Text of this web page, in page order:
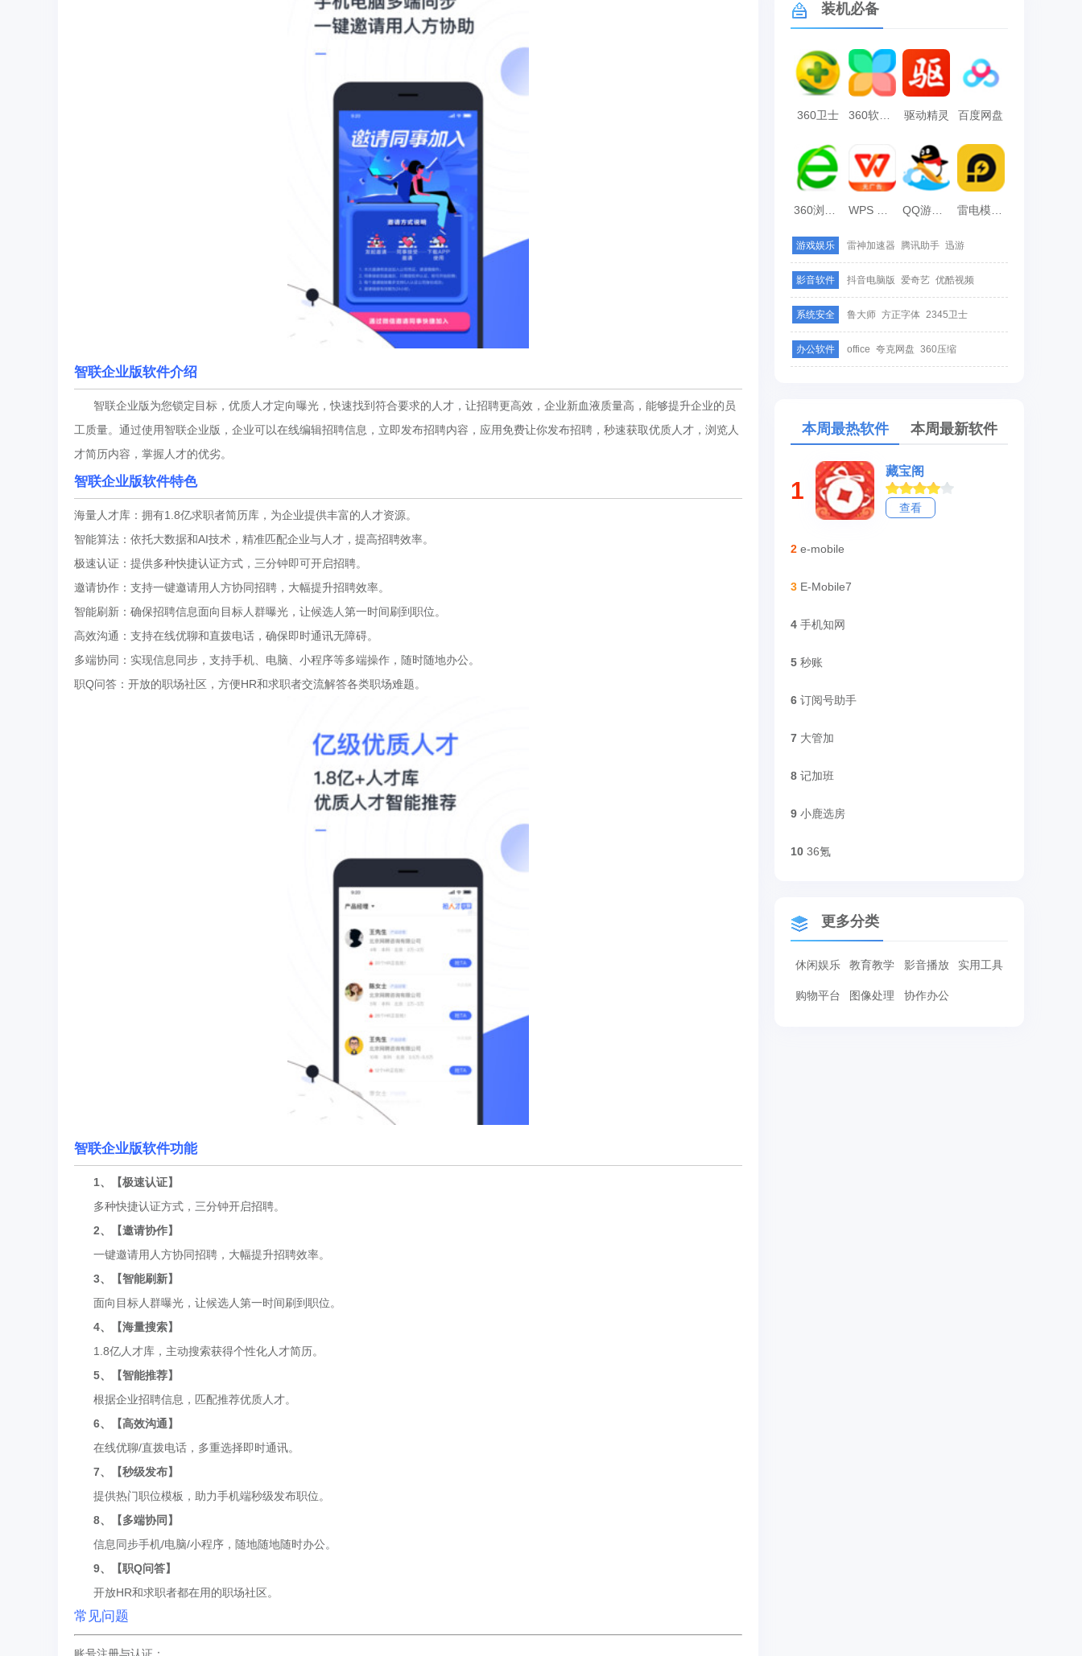
智联企业版软件介绍
智联企业版为您锁定目标，优质人才定向曝光，快速找到符合要求的人才，让招聘更高效，企业新血液质量高，能够提升企业的员
工质量。通过使用智联企业版，企业可以在线编辑招聘信息，立即发布招聘内容，应用免费让你发布招聘，秒速获取优质人才，浏览人
才简历内容，掌握人才的优劣。
智联企业版软件特色
海量人才库：拥有1.8亿求职者简历库，为企业提供丰富的人才资源。
智能算法：依托大数据和AI技术，精准匹配企业与人才，提高招聘效率。
极速认证：提供多种快捷认证方式，三分钟即可开启招聘。
邀请协作：支持一键邀请用人方协同招聘，大幅提升招聘效率。
智能刷新：确保招聘信息面向目标人群曝光，让候选人第一时间刷到职位。
高效沟通：支持在线优聊和直拨电话，确保即时通讯无障碍。
多端协同：实现信息同步，支持手机、电脑、小程序等多端操作，随时随地办公。
职Q问答：开放的职场社区，方便HR和求职者交流解答各类职场难题。
智联企业版软件功能
1、【极速认证】
多种快捷认证方式，三分钟开启招聘。
2、【邀请协作】
一键邀请用人方协同招聘，大幅提升招聘效率。
3、【智能刷新】
面向目标人群曝光，让候选人第一时间刷到职位。
4、【海量搜索】
1.8亿人才库，主动搜索获得个性化人才简历。
5、【智能推荐】
根据企业招聘信息，匹配推荐优质人才。
6、【高效沟通】
在线优聊/直拨电话，多重选择即时通讯。
7、【秒级发布】
提供热门职位模板，助力手机端秒级发布职位。
8、【多端协同】
信息同步手机/电脑/小程序，随地随地随时办公。
9、【职Q问答】
开放HR和求职者都在用的职场社区。
常见问题
装机必备
360卫士 360软件管家 驱动精灵 百度网盘
雷电模拟器
游戏娱乐 雷神加速器 腾讯助手 迅游
影音软件 抖音电脑版 爱奇艺 优酷视频
系统安全 鲁大师 方正字体 2345卫士
办公软件 office 夸克网盘 360压缩
本周最热软件 本周最新软件
1
藏宝阁
查看
2 e-mobile
3 E-Mobile7
4 手机知网
5 秒账
6 订阅号助手
7 大管加
8 记加班
9 小鹿选房
10 36氪
更多分类
休闲娱乐 教育教学 影音播放 实用工具
购物平台 图像处理 协作办公